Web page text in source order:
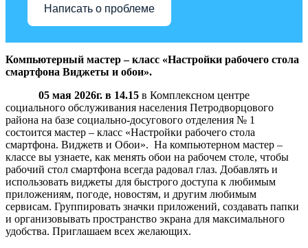
Написать о проблеме
Компьютерный мастер – класс «Настройки рабочего стола
смартфона Виджеты и обои».
05 мая 2026г. в 14.15 в Комплексном центре
социального обслуживания населения Петродворцового
района на базе социально-досугового отделения № 1
состоится мастер – класс «Настройки рабочего стола
смартфона. Виджетв и Обои». На компьютерном мастер –
классе вы узнаете, как менять обои на рабочем столе, чтобы
рабочий стол смартфона всегда радовал глаз. Добавлять и
использовать виджеты для быстрого доступа к любимым
приложениям, погоде, новостям, и другим любимым
сервисам. Группировать значки приложений, создавать папки
и организовывать пространство экрана для максимального
удобства. Приглашаем всех желающих.